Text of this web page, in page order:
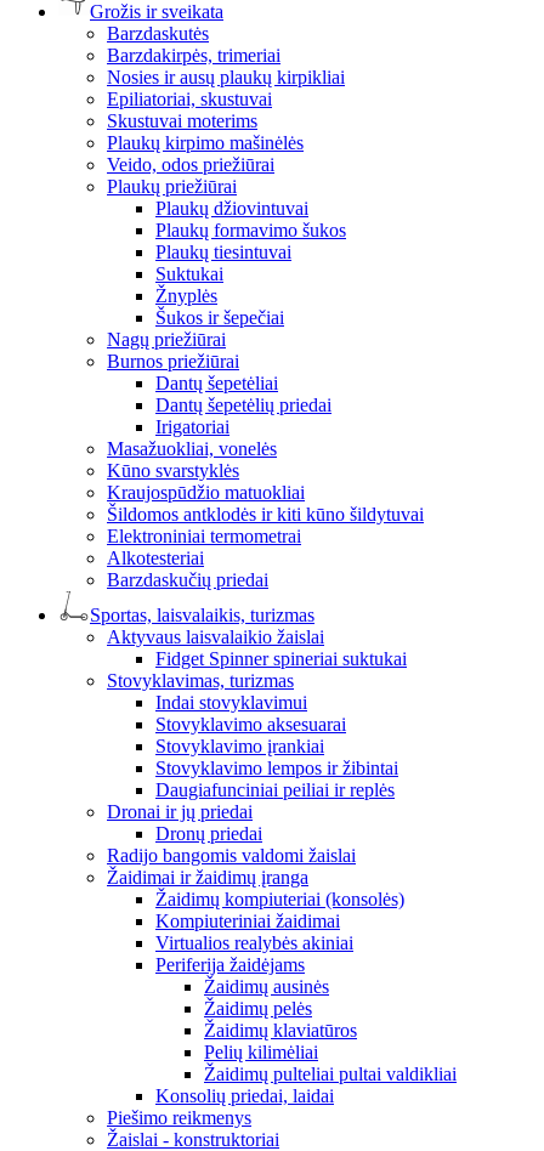
Grožis ir sveikata
Barzdaskutės
Barzdakirpės, trimeriai
Nosies ir ausų plaukų kirpikliai
Epiliatoriai, skustuvai
Skustuvai moterims
Plaukų kirpimo mašinėlės
Veido, odos priežiūrai
Plaukų priežiūrai
Plaukų džiovintuvai
Plaukų formavimo šukos
Plaukų tiesintuvai
Suktukai
Žnyplės
Šukos ir šepečiai
Nagų priežiūrai
Burnos priežiūrai
Dantų šepetėliai
Dantų šepetėlių priedai
Irigatoriai
Masažuokliai, vonelės
Kūno svarstyklės
Kraujospūdžio matuokliai
Šildomos antklodės ir kiti kūno šildytuvai
Elektroniniai termometrai
Alkotesteriai
Barzdaskučių priedai
Sportas, laisvalaikis, turizmas
Aktyvaus laisvalaikio žaislai
Fidget Spinner spineriai suktukai
Stovyklavimas, turizmas
Indai stovyklavimui
Stovyklavimo aksesuarai
Stovyklavimo įrankiai
Stovyklavimo lempos ir žibintai
Daugiafunciniai peiliai ir replės
Dronai ir jų priedai
Dronų priedai
Radijo bangomis valdomi žaislai
Žaidimai ir žaidimų įranga
Žaidimų kompiuteriai (konsolės)
Kompiuteriniai žaidimai
Virtualios realybės akiniai
Periferija žaidėjams
Žaidimų ausinės
Žaidimų pelės
Žaidimų klaviatūros
Pelių kilimėliai
Žaidimų pulteliai pultai valdikliai
Konsolių priedai, laidai
Piešimo reikmenys
Žaislai - konstruktoriai